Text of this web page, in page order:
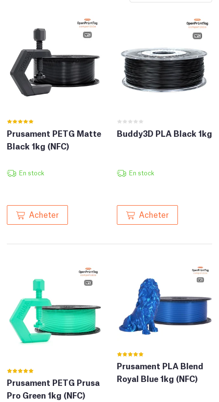
Prusament PETG Matte
Black 1kg (NFC)
En stock
Acheter
Buddy3D PLA Black 1kg
En stock
Acheter
Prusament PETG Prusa
Pro Green 1kg (NFC)
Prusament PLA Blend
Royal Blue 1kg (NFC)